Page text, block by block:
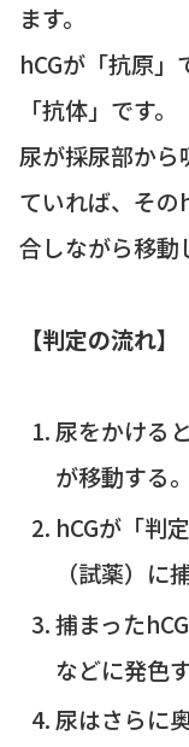
ます。
hCGが「抗原
「抗体」です。
尿が採尿部から
ていれば、その
合しながら移動
【判定の流れ】
尿をかける
が移動する。
hCGが「判
（試薬）に
捕まった
などに発色
尿はさらに